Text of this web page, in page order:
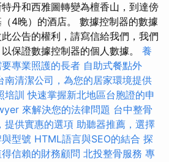
丹和西雅圖轉變為檀香山，到達傍
4晚）的酒店。 數據控制器的數據
公告的權利，請寫信給我們，我們
保證數據控制器的個人數據。 養
專業照護的長者 自助式餐點外
南清潔公司，為您的居家環境提供
培訓快速掌握新北地區台胞證的申
來解決您的法律問題 台中整骨
提供實惠的選項 助聽器推薦，選擇
型號 HTML語言與SEO的結合 探
信賴的財務顧問 北投整骨服務 專